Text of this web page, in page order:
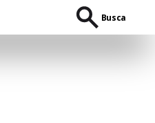
Busca